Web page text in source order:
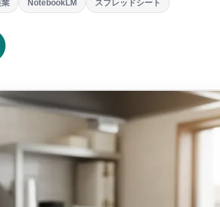
NotebookLM スプレッドシート